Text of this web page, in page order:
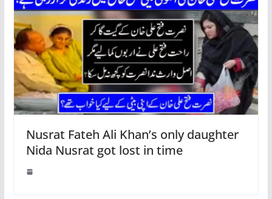
Nusrat Fateh Ali Khan’s only daughter
Nida Nusrat got lost in time